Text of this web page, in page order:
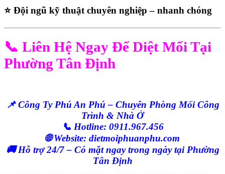
⭐ Đội ngũ kỹ thuật chuyên nghiệp – nhanh chóng
📞 Liên Hệ Ngay Để Diệt Mối Tại
Phường Tân Định
📌Công Ty Phú An Phú – Chuyên Phòng Mối Công
Trình & Nhà Ở
📞 Hotline: 0911.967.456
🌐Website: dietmoiphuanphu.com
🚚Hỗ trợ 24/7 – Có mặt ngay trong ngày tại Phường
Tân Định